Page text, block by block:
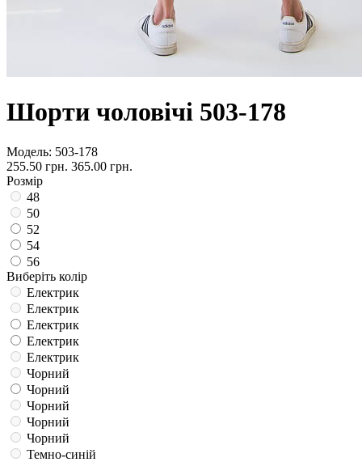
Шорти чоловічі 503-178
Модель: 503-178
255.50 грн. 365.00 грн.
Розмір
48
50
52
54
56
Виберіть колір
Електрик
Електрик
Електрик
Електрик
Електрик
Чорний
Чорний
Чорний
Чорний
Чорний
Темно-синій